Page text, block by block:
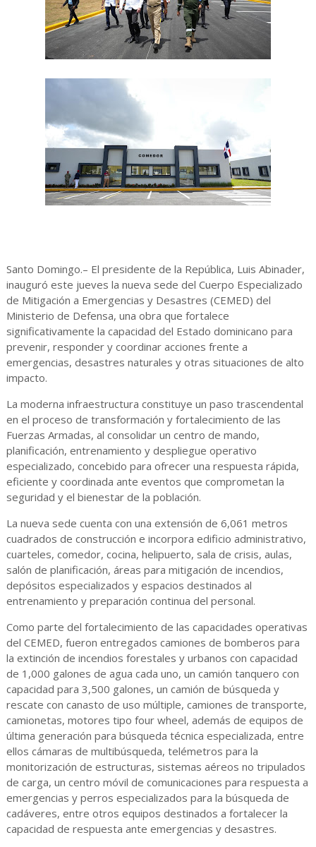
Santo Domingo.– El presidente de la República, Luis Abinader,
inauguró este jueves la nueva sede del Cuerpo Especializado
de Mitigación a Emergencias y Desastres (CEMED) del
Ministerio de Defensa, una obra que fortalece
significativamente la capacidad del Estado dominicano para
prevenir, responder y coordinar acciones frente a
emergencias, desastres naturales y otras situaciones de alto
impacto.
La moderna infraestructura constituye un paso trascendental
en el proceso de transformación y fortalecimiento de las
Fuerzas Armadas, al consolidar un centro de mando,
planificación, entrenamiento y despliegue operativo
especializado, concebido para ofrecer una respuesta rápida,
eficiente y coordinada ante eventos que comprometan la
seguridad y el bienestar de la población.
La nueva sede cuenta con una extensión de 6,061 metros
cuadrados de construcción e incorpora edificio administrativo,
cuarteles, comedor, cocina, helipuerto, sala de crisis, aulas,
salón de planificación, áreas para mitigación de incendios,
depósitos especializados y espacios destinados al
entrenamiento y preparación continua del personal.
Como parte del fortalecimiento de las capacidades operativas
del CEMED, fueron entregados camiones de bomberos para
la extinción de incendios forestales y urbanos con capacidad
de 1,000 galones de agua cada uno, un camión tanquero con
capacidad para 3,500 galones, un camión de búsqueda y
rescate con canasto de uso múltiple, camiones de transporte,
camionetas, motores tipo four wheel, además de equipos de
última generación para búsqueda técnica especializada, entre
ellos cámaras de multibúsqueda, telémetros para la
monitorización de estructuras, sistemas aéreos no tripulados
de carga, un centro móvil de comunicaciones para respuesta a
emergencias y perros especializados para la búsqueda de
cadáveres, entre otros equipos destinados a fortalecer la
capacidad de respuesta ante emergencias y desastres.